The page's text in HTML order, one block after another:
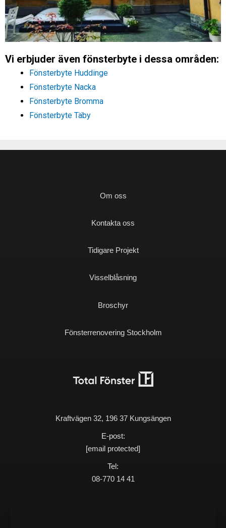
Vi erbjuder även fönsterbyte i dessa områden:
Fönsterbyte Huddinge
Fönsterbyte Nacka
Fönsterbyte Bromma
Fönsterbyte Täby
Om oss
Kontakta oss
Tidigare Projekt
Visselblåsning
Broschyr
Fönsterrenovering Stockholm
Kraftvägen 32, 196 37 Kungsängen
E-post:
[email protected]
Tel:
08-770 14 41